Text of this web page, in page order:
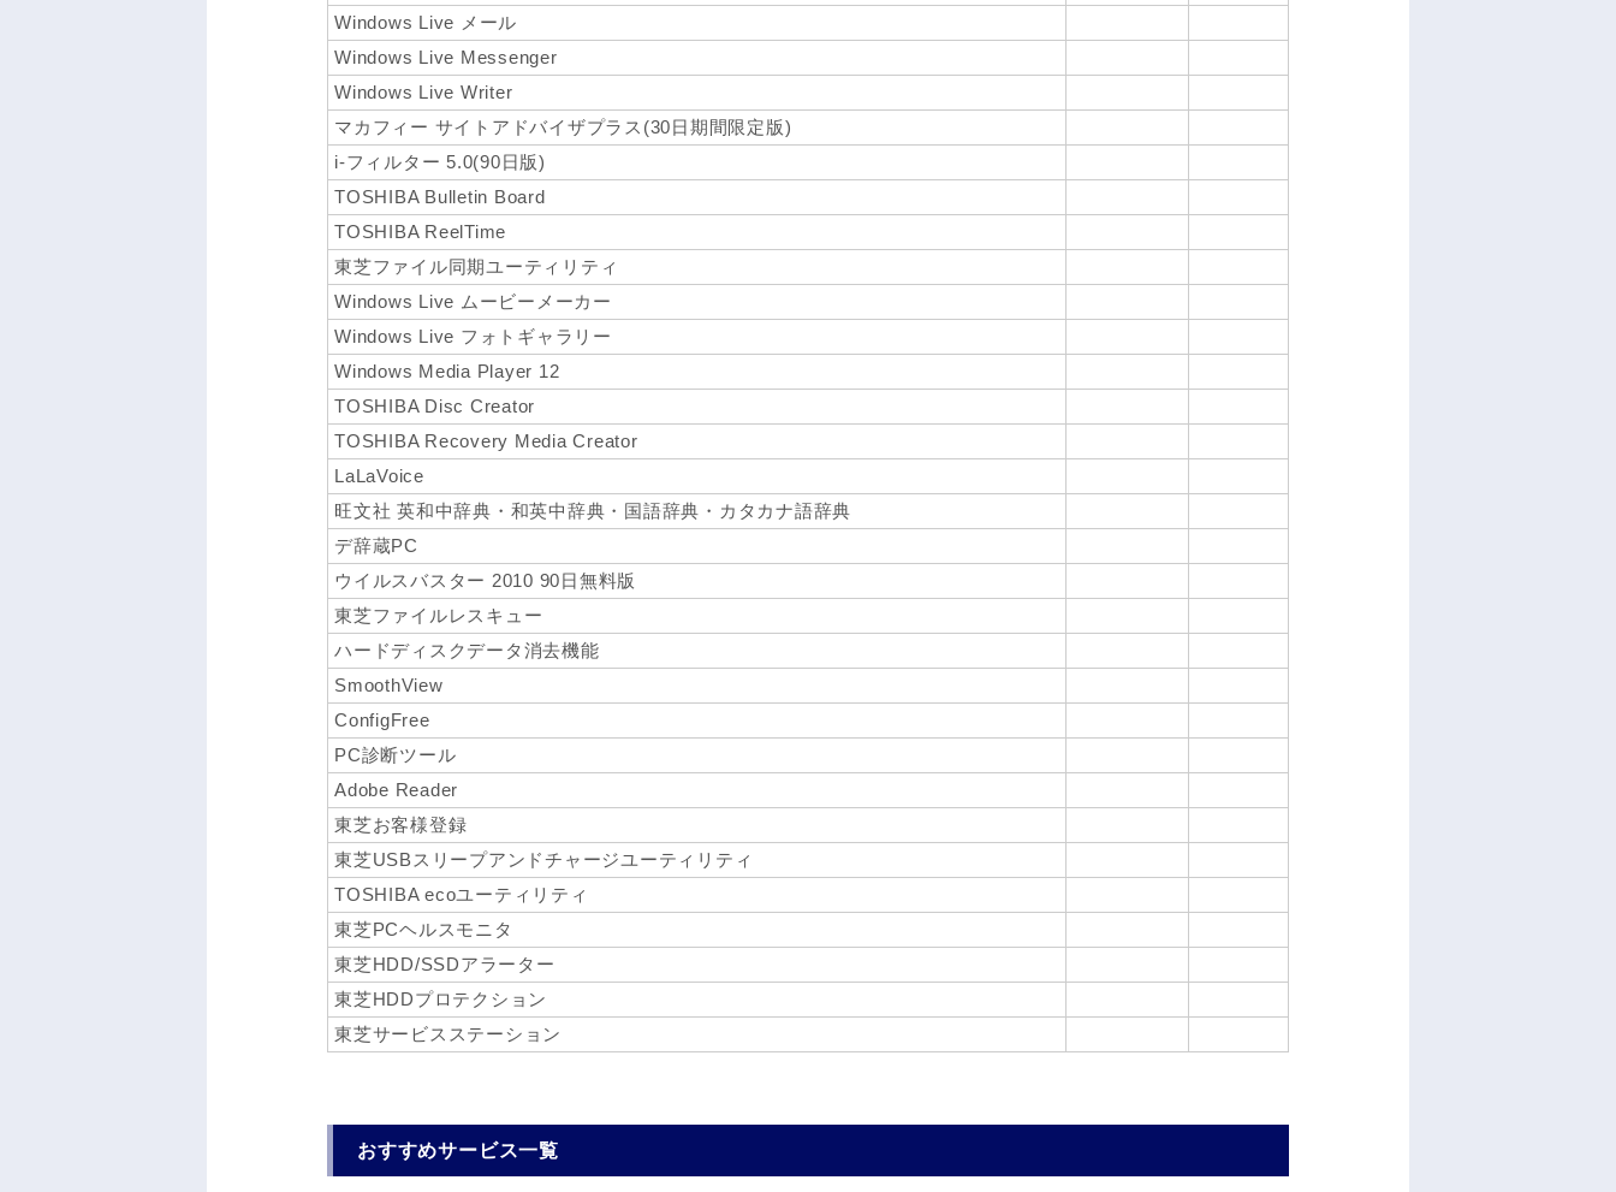
Windows Live メール
Windows Live Messenger
Windows Live Writer
マカフィー サイトアドバイザプラス(30日期間限定版)
i-フィルター 5.0(90日版)
TOSHIBA Bulletin Board
TOSHIBA ReelTime
東芝ファイル同期ユーティリティ
Windows Live ムービーメーカー
Windows Live フォトギャラリー
Windows Media Player 12
TOSHIBA Disc Creator
TOSHIBA Recovery Media Creator
LaLaVoice
旺文社 英和中辞典・和英中辞典・国語辞典・カタカナ語辞典
デ辞蔵PC
ウイルスバスター 2010 90日無料版
東芝ファイルレスキュー
ハードディスクデータ消去機能
SmoothView
ConfigFree
PC診断ツール
Adobe Reader
東芝お客様登録
東芝USBスリープアンドチャージユーティリティ
TOSHIBA ecoユーティリティ
東芝PCヘルスモニタ
東芝HDD/SSDアラーター
東芝HDDプロテクション
東芝サービスステーション
おすすめサービス一覧